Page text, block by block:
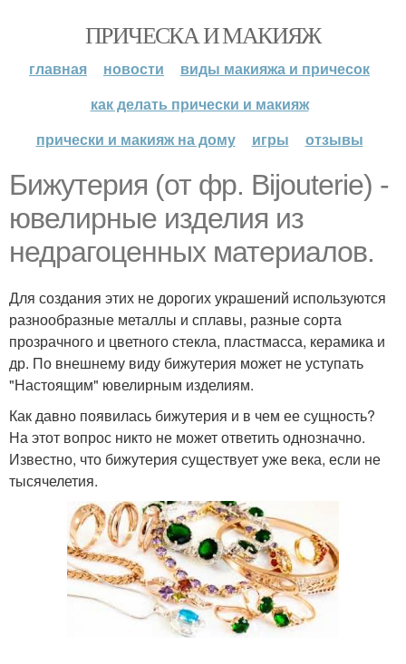
ПРИЧЕСКА И МАКИЯЖ
главная новости
виды макияжа и причесок
как делать прически и макияж
прически и макияж на дому
игры отзывы
Бижутерия (от фр. Bijouterie) -
ювелирные изделия из
недрагоценных материалов.
Для создания этих не дорогих украшений используются
разнообразные металлы и сплавы, разные сорта
прозрачного и цветного стекла, пластмасса, керамика и
др. По внешнему виду бижутерия может не уступать
"Настоящим" ювелирным изделиям.
Как давно появилась бижутерия и в чем ее сущность?
На этот вопрос никто не может ответить однозначно.
Известно, что бижутерия существует уже века, если не
тысячелетия.